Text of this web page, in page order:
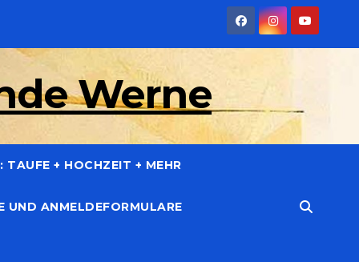
Werne
TAUFE + HOCHZEIT + MEHR
UND ANMELDEFORMULARE